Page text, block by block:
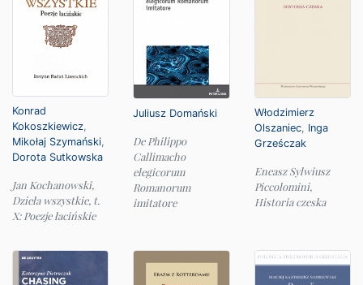
Konrad
Kokoszkiewicz,
Mikołaj Szymański,
Dorota Sutkowska
Jan Kochanowski,
Dzieła wszystkie, t.
X: Poezje łacińskie
Juliusz Domański
De Philippo
Callimacho
elegicorum
Romanorum
imitatore
Włodzimierz
Olszaniec, Inga
Grześczak
Eneasz Sylwiusz
Piccolomini,
Historia czeska